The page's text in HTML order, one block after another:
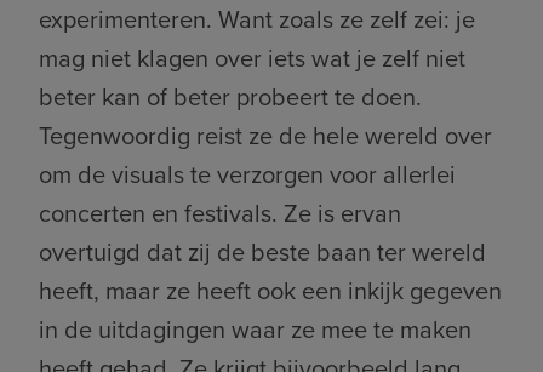
experimenteren. Want zoals ze zelf zei: je
mag niet klagen over iets wat je zelf niet
beter kan of beter probeert te doen.
Tegenwoordig reist ze de hele wereld over
om de visuals te verzorgen voor allerlei
concerten en festivals. Ze is ervan
overtuigd dat zij de beste baan ter wereld
heeft, maar ze heeft ook een inkijk gegeven
in de uitdagingen waar ze mee te maken